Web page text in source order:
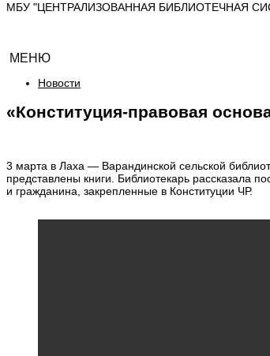
МБУ "ЦЕНТРАЛИЗОВАННАЯ БИБЛИОТЕЧНАЯ
МЕНЮ
Новости
«Конституция-правовая
3 марта в Лаха — Варандинской сельской
представлены книги. Библиотекарь рассказала
и гражданина, закрепленные в Конституции ЧР.